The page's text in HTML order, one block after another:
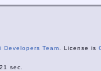
Developers Team . License is
sec.